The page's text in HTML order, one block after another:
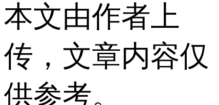
本文由作者上
传，文章内容仅
供参考。